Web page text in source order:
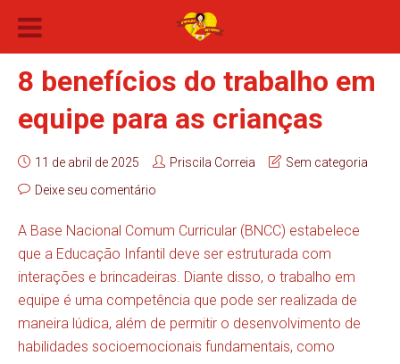
8 benefícios do trabalho em
equipe para as crianças
11 de abril de 2025 Priscila Correia
Sem categoria
Deixe seu comentário
A Base Nacional Comum Curricular (BNCC) estabelece
que a Educação Infantil deve ser estruturada com
interações e brincadeiras. Diante disso, o trabalho em
equipe é uma competência que pode ser realizada de
maneira lúdica, além de permitir o desenvolvimento de
habilidades socioemocionais fundamentais, como